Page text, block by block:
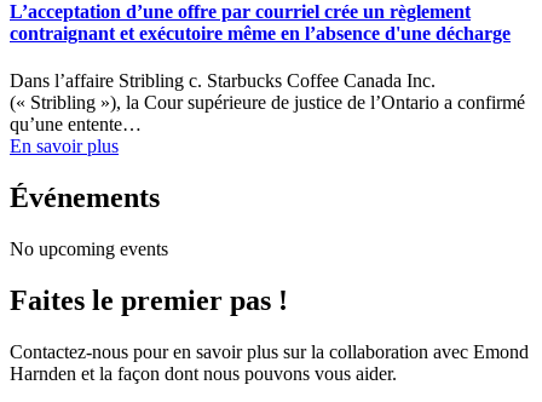
L’acceptation d’une offre par courriel crée un règlement
contraignant et exécutoire même en l’absence d'une décharge
Dans l’affaire Stribling c. Starbucks Coffee Canada Inc.
(« Stribling »), la Cour supérieure de justice de l’Ontario a confirmé
qu’une entente…
En savoir plus
Événements
No upcoming events
Faites le premier pas !
Contactez-nous pour en savoir plus sur la collaboration avec Emond
Harnden et la façon dont nous pouvons vous aider.